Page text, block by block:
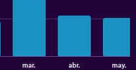
mar. abr. may.